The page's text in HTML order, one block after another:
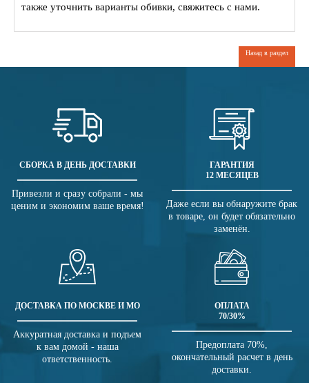
также уточнить варианты обивки, свяжитесь с нами.
Назад в раздел
СБОРКА В ДЕНЬ ДОСТАВКИ
Привезли и сразу собрали - мы
ценим и экономим ваше время!
ГАРАНТИЯ
12 МЕСЯЦЕВ
Даже если вы обнаружите брак
в товаре, он будет обязательно
заменён.
ДОСТАВКА ПО МОСКВЕ И МО
Аккуратная доставка и подъем
к вам домой - наша
ответственность.
ОПЛАТА
70/30%
Предоплата 70%,
окончательный расчет в день
доставки.